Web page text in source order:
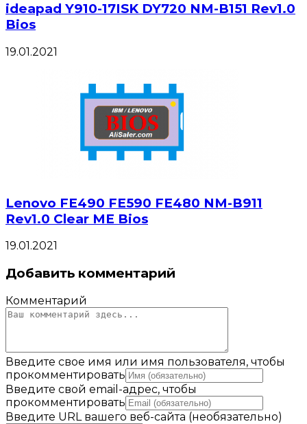
ideapad Y910-17ISK DY720 NM-B151 Rev1.0
Bios
19.01.2021
Lenovo FE490 FE590 FE480 NM-B911
Rev1.0 Clear ME Bios
19.01.2021
Добавить комментарий
Комментарий
Введите свое имя или имя пользователя, чтобы
прокомментировать
Введите свой email-адрес, чтобы
прокомментировать
Введите URL вашего веб-сайта (необязательно)